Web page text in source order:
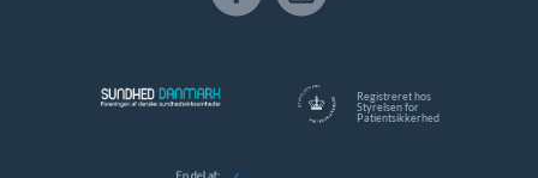
Registreret hos
Styrelsen for
Patientsikkerhed